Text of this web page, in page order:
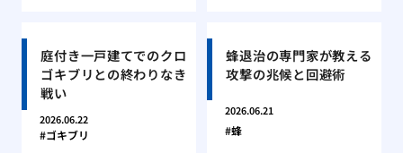
庭付き一戸建てでのクロ
ゴキブリとの終わりなき
戦い
2026.06.22
ゴキブリ
蜂退治の専門家が教える
攻撃の兆候と回避術
2026.06.21
蜂